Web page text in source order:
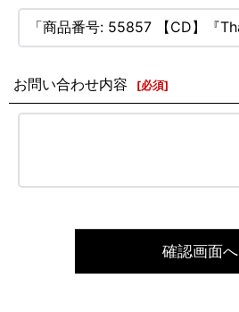
お問い合わせ内容 [必須]
確認画面へ